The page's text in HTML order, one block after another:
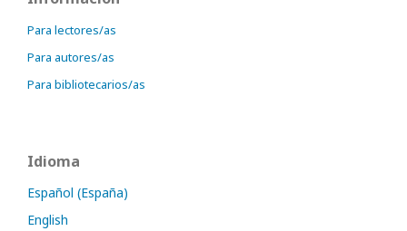
Para lectores/as
Para autores/as
Para bibliotecarios/as
Idioma
Español (España)
English